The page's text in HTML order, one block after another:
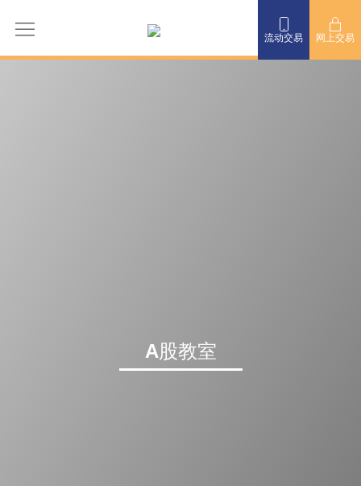
流动交易 网上交易
A股教室